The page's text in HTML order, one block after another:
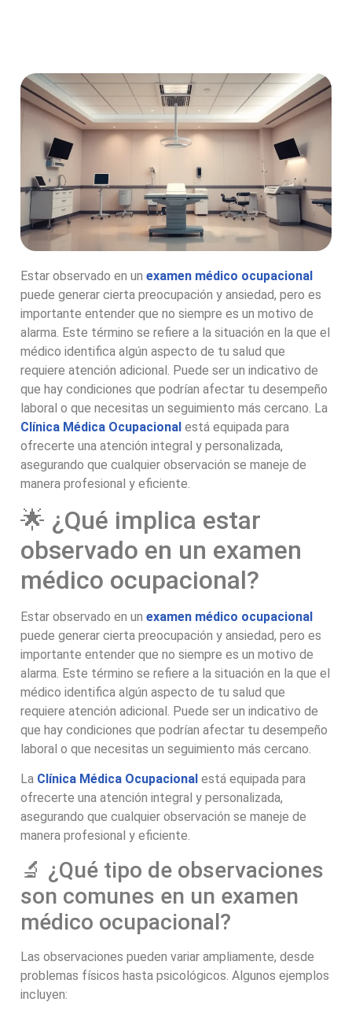
Estar observado en un examen médico ocupacional
puede generar cierta preocupación y ansiedad, pero es
importante entender que no siempre es un motivo de
alarma. Este término se refiere a la situación en la que el
médico identifica algún aspecto de tu salud que
requiere atención adicional. Puede ser un indicativo de
que hay condiciones que podrían afectar tu desempeño
laboral o que necesitas un seguimiento más cercano. La
Clínica Médica Ocupacional está equipada para
ofrecerte una atención integral y personalizada,
asegurando que cualquier observación se maneje de
manera profesional y eficiente.
🌟 ¿Qué implica estar
observado en un examen
médico ocupacional?
Estar observado en un examen médico ocupacional
puede generar cierta preocupación y ansiedad, pero es
importante entender que no siempre es un motivo de
alarma. Este término se refiere a la situación en la que el
médico identifica algún aspecto de tu salud que
requiere atención adicional. Puede ser un indicativo de
que hay condiciones que podrían afectar tu desempeño
laboral o que necesitas un seguimiento más cercano.
La Clínica Médica Ocupacional está equipada para
ofrecerte una atención integral y personalizada,
asegurando que cualquier observación se maneje de
manera profesional y eficiente.
🔬 ¿Qué tipo de observaciones
son comunes en un examen
médico ocupacional?
Las observaciones pueden variar ampliamente, desde
problemas físicos hasta psicológicos. Algunos ejemplos
incluyen: